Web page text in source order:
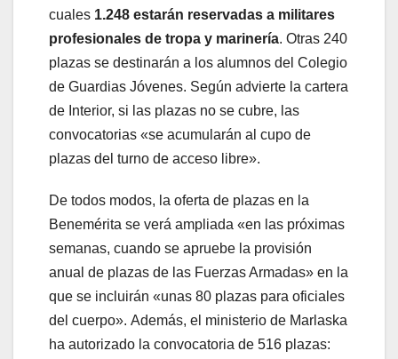
cuales 1.248 estarán reservadas a militares
profesionales de tropa y marinería. Otras 240
plazas se destinarán a los alumnos del Colegio
de Guardias Jóvenes. Según advierte la cartera
de Interior, si las plazas no se cubre, las
convocatorias «se acumularán al cupo de
plazas del turno de acceso libre».
De todos modos, la oferta de plazas en la
Benemérita se verá ampliada «en las próximas
semanas, cuando se apruebe la provisión
anual de plazas de las Fuerzas Armadas» en la
que se incluirán «unas 80 plazas para oficiales
del cuerpo». Además, el ministerio de Marlaska
ha autorizado la convocatoria de 516 plazas: